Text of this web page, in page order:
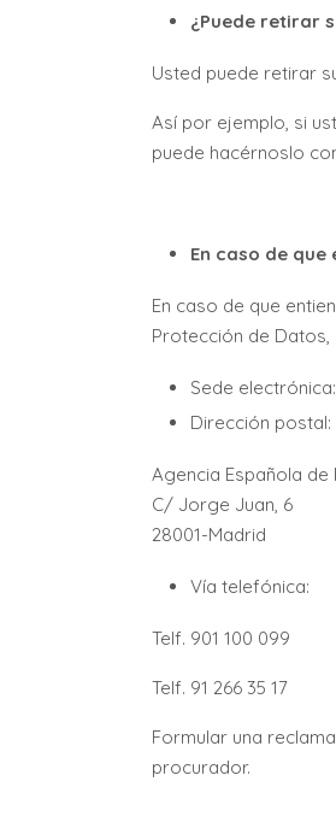
¿Puede retirar
Usted puede retirar
Así por ejemplo, si
puede hacérnoslo
En caso de
En caso de que
Protección de
Sede
Dirección postal:
Agencia Española
C/ Jorge Juan, 6
28001-Madrid
Vía telefónica:
Telf. 901 100 099
Telf. 91 266 35 17
Formular una
procurador.